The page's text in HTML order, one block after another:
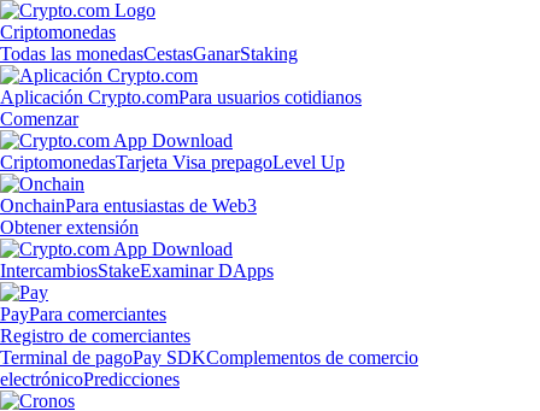
Criptomonedas
Todas las monedasCestasGanarStaking
Aplicación Crypto.comPara usuarios cotidianos
Comenzar
CriptomonedasTarjeta Visa prepagoLevel Up
OnchainPara entusiastas de Web3
Obtener extensión
IntercambiosStakeExaminar DApps
PayPara comerciantes
Registro de comerciantes
Terminal de pagoPay SDKComplementos de comercio
electrónicoPredicciones